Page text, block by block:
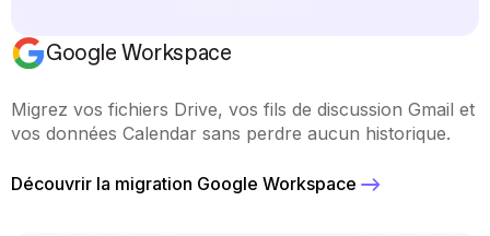
Google Workspace
Migrez vos fichiers Drive, vos fils de discussion Gmail et
vos données Calendar sans perdre aucun historique.
Découvrir la migration Google Workspace